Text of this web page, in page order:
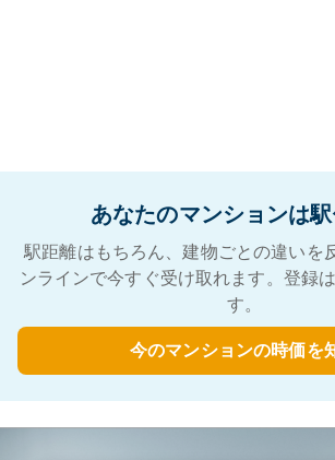
あなたのマンションは駅
駅距離はもちろん、建物ごとの違いを
ンラインで今すぐ受け取れます。登録
す。
今のマンションの時価を